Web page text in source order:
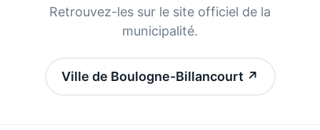
Retrouvez-les sur le site officiel de la
municipalité.
Ville de Boulogne-Billancourt ↗